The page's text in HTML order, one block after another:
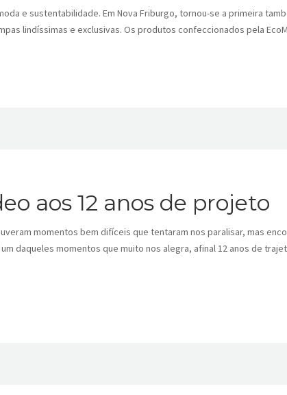
e sustentabilidade. Em Nova Friburgo, tornou-se a primeira
lindíssimas e exclusivas. Os produtos confeccionados pela
aos 12 anos de projeto
momentos bem difíceis que tentaram nos paralisar, mas
daqueles momentos que muito nos alegra, afinal 12 anos de